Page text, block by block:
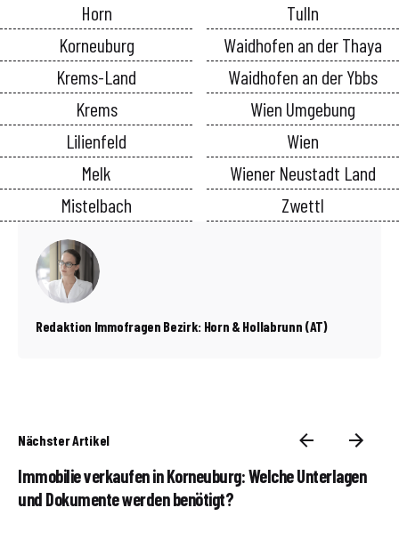
Horn
Korneuburg
Krems-Land
Krems
Lilienfeld
Melk
Mistelbach
Tulln
Waidhofen an der Thaya
Waidhofen an der Ybbs
Wien Umgebung
Wien
Wiener Neustadt Land
Zwettl
Redaktion Immofragen Bezirk: Horn & Hollabrunn (AT)
Nächster Artikel
Immobilie verkaufen in Korneuburg: Welche Unterlagen
und Dokumente werden benötigt?